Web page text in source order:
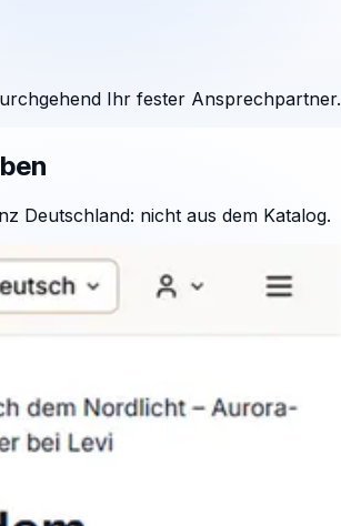
Ihr fester Ansprechpartner.
Deutschland: nicht aus dem Katalog.